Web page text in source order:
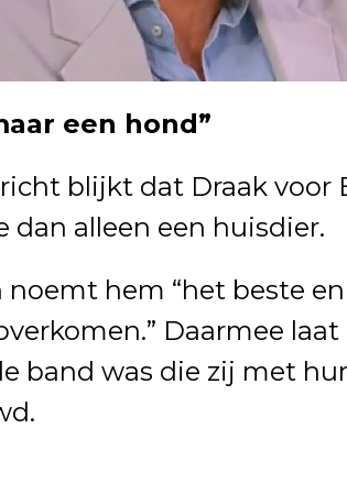
een hond”
blijkt dat Draak voor
dan alleen een huisdier.
noemt hem “het beste
Daarmee
band was die zij met